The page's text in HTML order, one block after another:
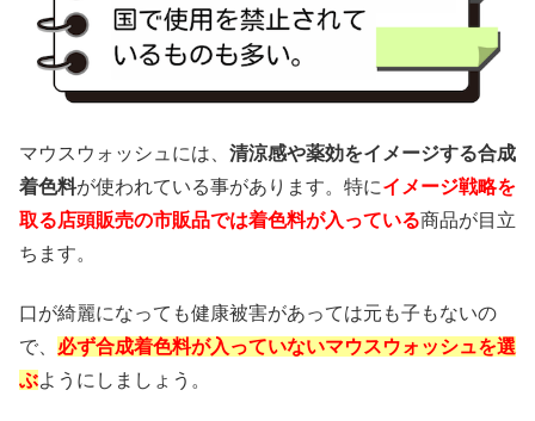
マウスウォッシュには、 清涼感や薬効をイメージする合成
着色料が使われている事があります。特にイメージ戦略を
取る店頭販売の市販品では着色料が入っている商品が目立
ちます。
口が綺麗になっても健康被害があっては元も子もないの
で、 必ず合成着色料が入っていないマウスウォッシュを選
ぶようにしましょう。